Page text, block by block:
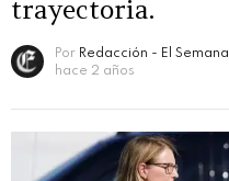
trayectoria.
Por Redacción - El Semanal
hace 2 años